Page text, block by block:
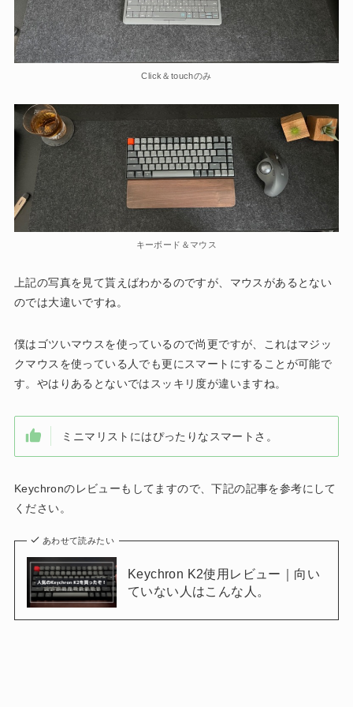
Click＆touchのみ
キーボード＆マウス
上記の写真を見て貰えばわかるのですが、マウスがあるとない
のでは大違いですね。
僕はゴツいマウスを使っているので尚更ですが、これはマジッ
クマウスを使っている人でも更にスマートにすることが可能で
す。やはりあるとないではスッキリ度が違いますね。
ミニマリストにはぴったりなスマートさ。
Keychronのレビューもしてますので、下記の記事を参考にして
ください。
あわせて読みたい
Keychron K2使用レビュー｜向い
ていない人はこんな人。